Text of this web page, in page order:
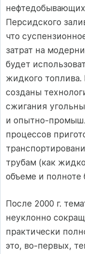
нефтедобывающих
Персидского
что
затрат на
будет
жидкого
созданы
сжигания
и опытно-
процессов
трубам (как
объеме и
После 2000 г.
неуклонно
практически
это, во-первых,